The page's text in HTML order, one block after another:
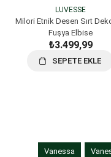
LUVESSE
Milori Etnik Desen Sırt
Fuşya Elbise
₺3.499,99
SEPETE EKLE
Vanessa